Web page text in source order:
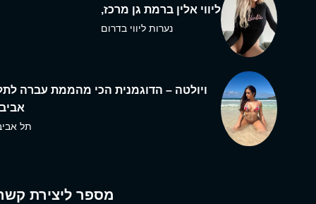
ליווי אלין ברמת גן מרכז,
נערות ליווי בדרום
ויולטה – הדוגמנית הכי מהממת עברה
תל
מספר ליצירת